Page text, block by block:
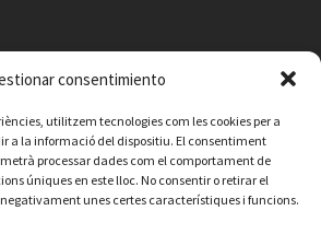
consentimiento
utilitzem tecnologies com les cookies per a
a la informació del dispositiu. El consentiment
processar dades com el comportament de
úniques en este lloc. No consentir o retirar el
unes certes característiques i funcions.